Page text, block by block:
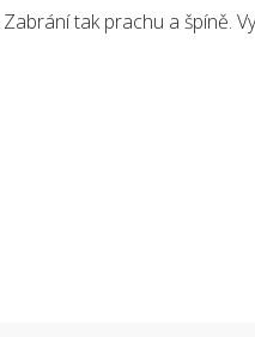
tak prachu a špíně.